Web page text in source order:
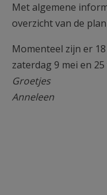
Met algemene
overzicht van de
Momenteel zijn er
zaterdag 9 mei en
Groetjes
Anneleen